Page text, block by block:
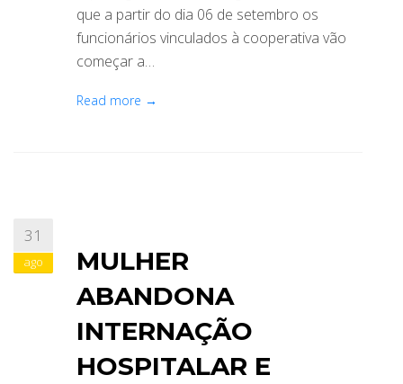
que a partir do dia 06 de setembro os
funcionários vinculados à cooperativa vão
começar a…
Read more →
31
ago
MULHER
ABANDONA
INTERNAÇÃO
HOSPITALAR E